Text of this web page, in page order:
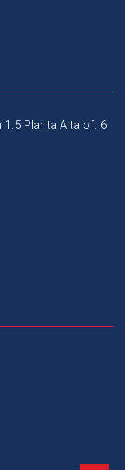
1.5 Planta Alta of. 6